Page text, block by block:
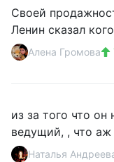
Своей
Ленин сказал кого
Алена Громова
из за того что
ведущий, , что аж
Наталья